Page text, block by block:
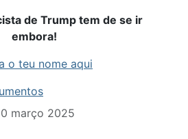
de Trump tem de se ir
embora!
o teu nome aqui
março 2025